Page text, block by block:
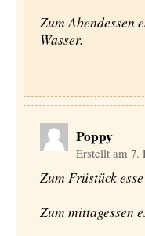
Zum Abendessen
Wasser.
Poppy
Erstellt am 7.
Zum Früstück
Zum mittagessen